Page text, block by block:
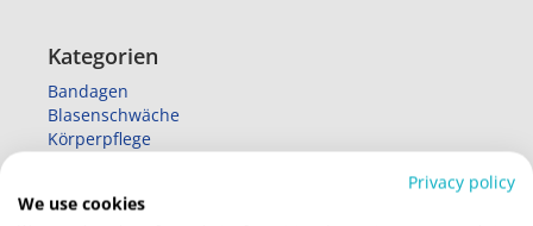
Kategorien
Bandagen
Blasenschwäche
Körperpflege
XXL - große Größen
Privacy policy
We use cookies